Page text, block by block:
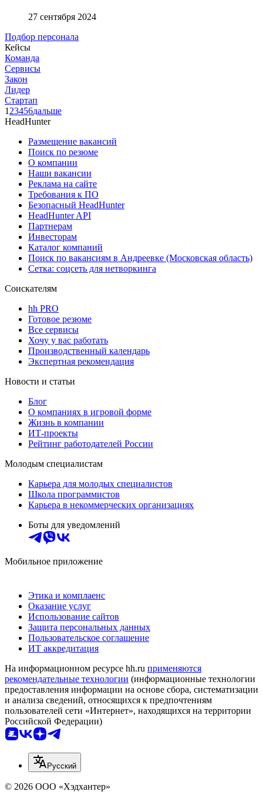
27 сентября 2024
Подбор персонала
Кейсы
Команда
Сервисы
Закон
Лидер
Стартап
1 23456дальше
HeadHunter
Размещение вакансий
Поиск по резюме
О компании
Наши вакансии
Реклама на сайте
Требования к ПО
Безопасный HeadHunter
HeadHunter API
Партнерам
Инвесторам
Каталог компаний
Поиск по вакансиям в Андреевке (Московская область)
Сетка: соцсеть для нетворкинга
Соискателям
hh PRO
Готовое резюме
Все сервисы
Хочу у вас работать
Производственный календарь
Экспертная рекомендация
Новости и статьи
Блог
О компаниях в игровой форме
Жизнь в компании
ИТ-проекты
Рейтинг работодателей России
Молодым специалистам
Карьера для молодых специалистов
Школа программистов
Карьера в некоммерческих организациях
Боты для уведомлений
Мобильное приложение
Этика и комплаенс
Оказание услуг
Использование сайтов
Защита персональных данных
Пользовательское соглашение
ИТ аккредитация
На информационном ресурсе hh.ru применяются
рекомендательные технологии (информационные технологии
предоставления информации на основе сбора, систематизации
и анализа сведений, относящихся к предпочтениям
пользователей сети «Интернет», находящихся на территории
Российской Федерации)
Русский
© 2026 ООО «Хэдхантер»